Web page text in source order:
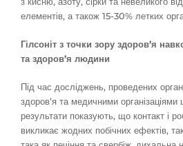
елементів, а також 15-30% летких
Гілсоніт з точки зору здоров’я
та здоров’я людини
Під час досліджень, проведених
здоров’я та медичними
результати показують, що контакт і
викликає жодних побічних ефектів,